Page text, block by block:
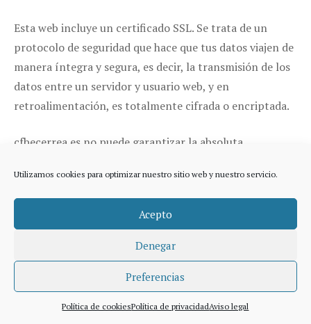
Utilizamos cookies para optimizar nuestro sitio web y nuestro servicio.
Acepto
Denegar
Preferencias
Política de cookiesPolítica de privacidadAviso legal
Esta web incluye un certificado SSL. Se trata de un
protocolo de seguridad que hace que tus datos viajen de
manera íntegra y segura, es decir, la transmisión de los
datos entre un servidor y usuario web, y en
retroalimentación, es totalmente cifrada o encriptada.
cfbecerrea.es no puede garantizar la absoluta
violación de los datos mediante accesos fraudulentos a
ellos por parte de terceros.
CENTRO DE FORMACIÓN BECERREÁ CB se asegurará de
que cualquier persona que esté autorizada por CENTRO
DE FORMACIÓN BECERREÁ para procesar los datos del
cliente (incluido su personal, colaboradores y